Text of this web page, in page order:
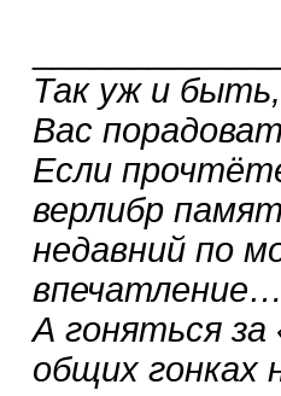
Так уж и
Вас
Если
верлибр
недавний по
впечатление…
А гоняться
общих гонках